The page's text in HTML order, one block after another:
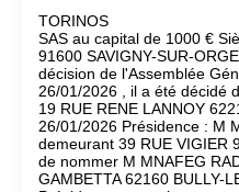
TORINOS
SAS au capital de 1000 €
91600 SAVIGNY-SUR-
décision de l'Assemblée
26/01/2026 , il a été décidé
19 RUE RENE LANNOY
26/01/2026 Présidence : M
demeurant 39 RUE VIGIER
de nommer M MNAFEG
GAMBETTA 62160 BULLY-